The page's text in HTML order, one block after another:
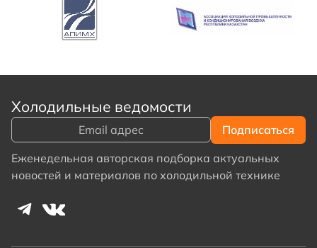
Холодильные ведомости
Еженедельная авторская подборка актуальных
новостей и материалов по холодильной технике